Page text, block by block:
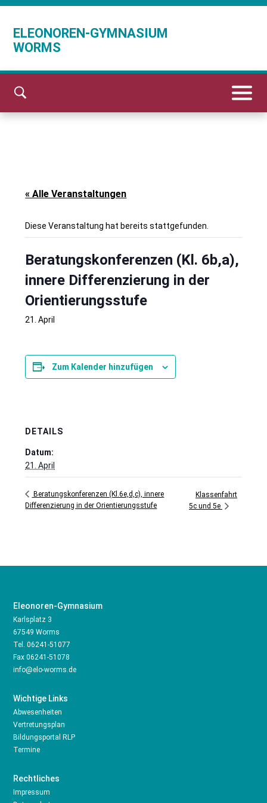
ELEONOREN-GYMNASIUM
WORMS
« Alle Veranstaltungen
Diese Veranstaltung hat bereits stattgefunden.
Beratungskonferenzen (Kl. 6b,a),
innere Differenzierung in der
Orientierungsstufe
21. April
Zum Kalender hinzufügen
DETAILS
Datum:
21. April
Beratungskonferenzen (Kl.6e,d,c), innere
Differenzierung in der Orientierungsstufe
Klassenfahrt
5c und 5e
Eleonoren-Gymnasium
Karlsplatz 3
67549 Worms
Tel.06241-51077
Fax 06241-51078
info@elo-worms.de
Wichtige Links
Abwesenheiten
Vertretungsplan
Bildungsportal RLP
Termine
Rechtliches
Impressum